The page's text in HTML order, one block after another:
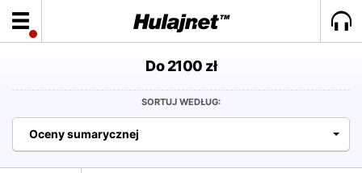
Do 2100 zł
SORTUJ WEDŁUG:
Oceny sumarycznej